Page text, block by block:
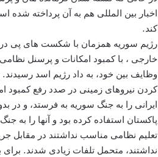
اخبار بین المللی هم به آن پرداخته
کند.
رژیم سوریه همزمان با شکست های پى
خارجی ، با کمبود امکانات و پرسنل
وظایف بين خود، به داد رژیم اسد
کردن نیروهای زمینی در صدد رفع کمبود
ایرانی را به جنگ سوریه به فرستد، و در
پاکستان استفاده کرده بود و آنها را به
تعلیم نظامی مناسب نداشتند در مقابل
نداشتند، متحمل تلفات زيادى شدند.